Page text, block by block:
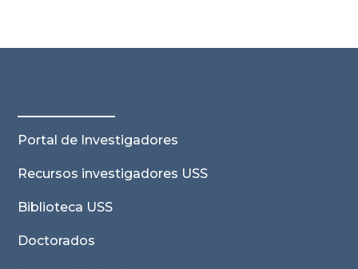
Portal de Investigadores
Recursos investigadores USS
Biblioteca USS
Doctorados